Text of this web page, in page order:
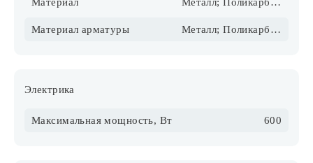
Материал арматуры Металл; Поликарбонат
Электрика
Максимальная мощность, Вт 600